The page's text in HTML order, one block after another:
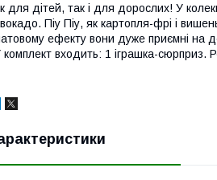
для дітей, так і для дорослих! У
Піу Піу, як картопля-фрі і
ефекту вони дуже приємні на
комплект входить: 1 іграшка-сюрприз.